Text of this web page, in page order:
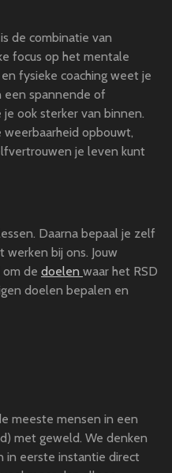
de combinatie van
focus op het mentale
fysieke coaching weet je
spannende of
ook sterker van binnen.
opbouwt,
je leven kunt
Daarna bepaal je zelf
bij ons. Jouw
om de doelen waar het RSD
doelen bepalen en
meeste mensen in een
met geweld. We denken
in eerste instantie direct